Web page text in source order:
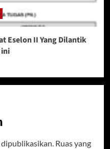
Eselon II Yang Dilantik
Ruas yang